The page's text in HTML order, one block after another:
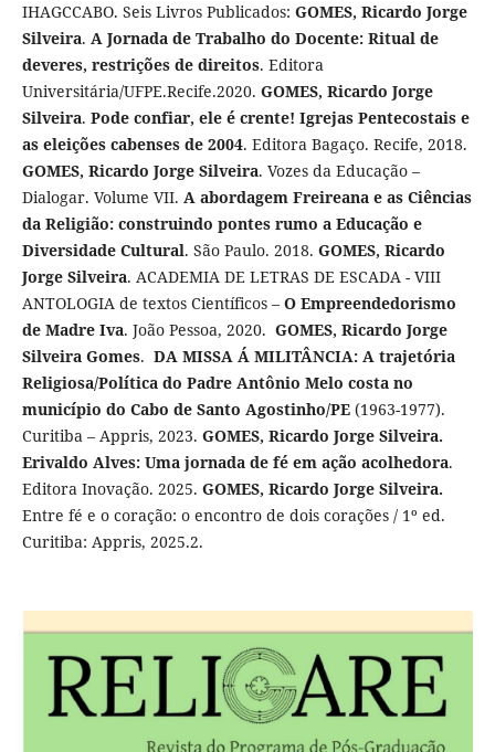
IHAGCCABO. Seis Livros Publicados: GOMES, Ricardo Jorge
Silveira. A Jornada de Trabalho do Docente: Ritual de
deveres, restrições de direitos. Editora
Universitária/UFPE.Recife.2020. GOMES, Ricardo Jorge
Silveira. Pode confiar, ele é crente! Igrejas Pentecostais e
as eleições cabenses de 2004. Editora Bagaço. Recife, 2018.
GOMES, Ricardo Jorge Silveira. Vozes da Educação –
Dialogar. Volume VII. A abordagem Freireana e as Ciências
da Religião: construindo pontes rumo a Educação e
Diversidade Cultural. São Paulo. 2018. GOMES, Ricardo
Jorge Silveira. ACADEMIA DE LETRAS DE ESCADA - VIII
ANTOLOGIA de textos Científicos – O Empreendedorismo
de Madre Iva. João Pessoa, 2020. GOMES, Ricardo Jorge
Silveira Gomes. DA MISSA Á MILITÂNCIA: A trajetória
Religiosa/Política do Padre Antônio Melo costa no
município do Cabo de Santo Agostinho/PE (1963-1977).
Curitiba – Appris, 2023. GOMES, Ricardo Jorge Silveira.
Erivaldo Alves: Uma jornada de fé em ação acolhedora.
Editora Inovação. 2025. GOMES, Ricardo Jorge Silveira.
Entre fé e o coração: o encontro de dois corações / 1º ed.
Curitiba: Appris, 2025.2.